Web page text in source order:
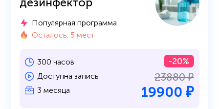
Популярная программа
Осталось: 5 мест
300 часов
Доступна запись
3 месяца
-20%
23880 ₽
19900 ₽